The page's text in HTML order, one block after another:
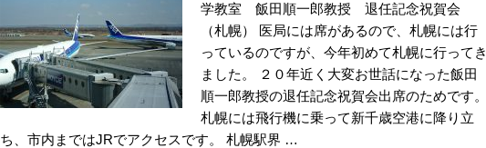
学教室 飯田順一郎教授 退任記念祝賀会
（札幌） 医局には席があるので、札幌には行
っているのですが、今年初めて札幌に行ってき
ました。 ２０年近く大変お世話になった飯田
順一郎教授の退任記念祝賀会出席のためです。
札幌には飛行機に乗って新千歳空港に降り立
ち、市内まではJRでアクセスです。 札幌駅界 …